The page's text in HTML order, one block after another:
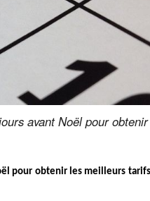
avant Noël pour
pour obtenir les meilleurs